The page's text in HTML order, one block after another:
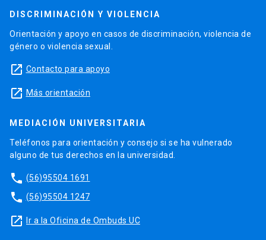
DISCRIMINACIÓN Y VIOLENCIA
Orientación y apoyo en casos de discriminación, violencia de
género o violencia sexual.
launch Contacto para apoyo
launch Más orientación
MEDIACIÓN UNIVERSITARIA
Teléfonos para orientación y consejo si se ha vulnerado
alguno de tus derechos en la universidad.
phone (56)95504 1691
phone (56)95504 1247
launch Ir a la Oficina de Ombuds UC